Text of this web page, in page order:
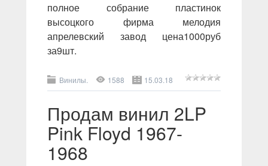
полное собрание пластинок
высоцкого фирма мелодия
апрелевский завод цена1000руб
за9шт.
Винилы. 1588 15.03.18
Продам винил 2LP
Pink Floyd 1967-
1968